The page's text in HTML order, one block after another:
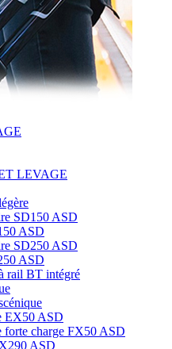
LEVAGE
SD150 ASD
ASD
SD250 ASD
ASD
rail BT intégré
EX50 ASD
forte charge FX50 ASD
ASD